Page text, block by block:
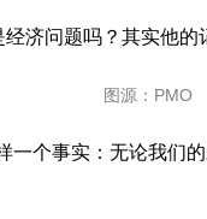
图源：PMO
个事实：无论我们的